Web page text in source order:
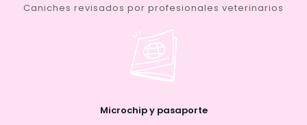
Caniches revisados por profesionales veterinarios
Microchip y pasaporte